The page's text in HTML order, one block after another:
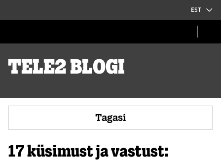
EST
Tele2 blogi
Tagasi
17 küsimust ja vastust: